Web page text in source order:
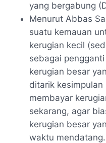
yang bergabung
Menurut Abbas
suatu kemauan
kerugian kecil
sebagai
kerugian besar
ditarik
membayar
sekarang, agar
kerugian besar
waktu mendatang.